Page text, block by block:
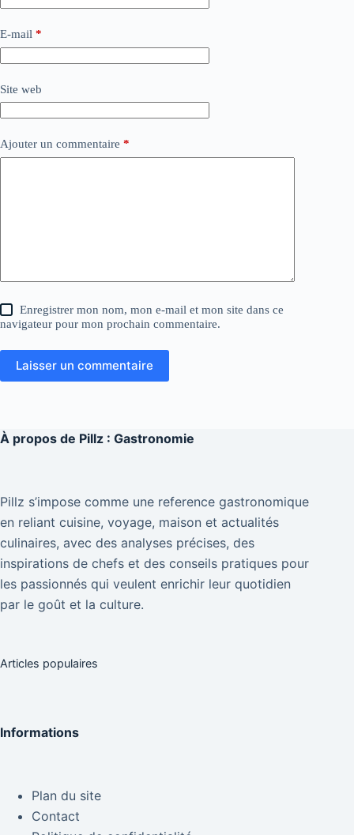
E-mail *
Site web
Ajouter un commentaire *
Enregistrer mon nom, mon e-mail et mon site dans ce
navigateur pour mon prochain commentaire.
Laisser un commentaire
À propos de Pillz : Gastronomie
Pillz s’impose comme une reference gastronomique
en reliant cuisine, voyage, maison et actualités
culinaires, avec des analyses précises, des
inspirations de chefs et des conseils pratiques pour
les passionnés qui veulent enrichir leur quotidien
par le goût et la culture.
Articles populaires
Informations
Plan du site
Contact